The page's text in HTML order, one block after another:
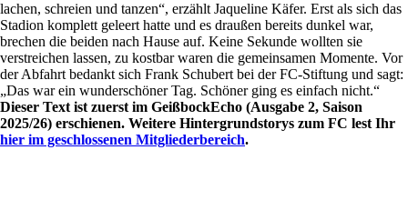
lachen, schreien und tanzen“, erzählt Jaqueline Käfer. Erst als sich das
Stadion komplett geleert hatte und es draußen bereits dunkel war,
brechen die beiden nach Hause auf. Keine Sekunde wollten sie
verstreichen lassen, zu kostbar waren die gemeinsamen Momente. Vor
der Abfahrt bedankt sich Frank Schubert bei der FC-Stiftung und sagt:
„Das war ein wunderschöner Tag. Schöner ging es einfach nicht.“
Dieser Text ist zuerst im GeißbockEcho (Ausgabe 2, Saison
2025/26) erschienen. Weitere Hintergrundstorys zum FC lest Ihr
hier im geschlossenen Mitgliederbereich.